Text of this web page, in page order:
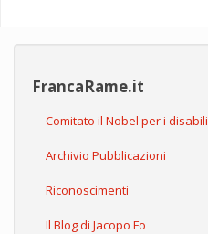
FrancaRame.it
Comitato il Nobel per i disabili
Archivio Pubblicazioni
Riconoscimenti
Il Blog di Jacopo Fo